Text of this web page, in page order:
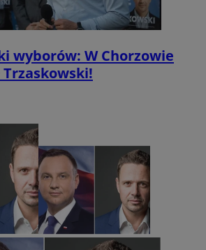
wyborów: W Chorzowie
Trzaskowski!